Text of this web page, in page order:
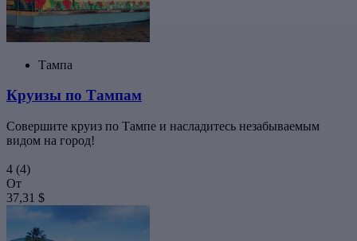
Тампа
Круизы по Тампам
Совершите круиз по Тампе и насладитесь незабываемым
видом на город!
4 (4)
От
37,31 $